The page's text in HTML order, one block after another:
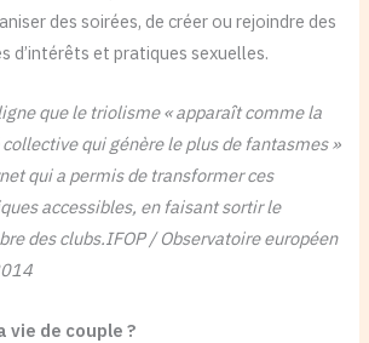
des soirées, de créer ou rejoindre des
d’intérêts et pratiques sexuelles.
que le triolisme « apparaît comme la
qui génère le plus de fantasmes »
qui a permis de transformer ces
accessibles, en faisant sortir le
des clubs.IFOP / Observatoire européen
vie de couple ?